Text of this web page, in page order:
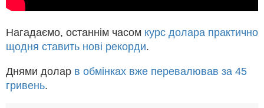
Нагадаємо, останнім часом курс долара практично
щодня ставить нові рекорди.
Днями долар в обмінках вже перевалював за 45
гривень.